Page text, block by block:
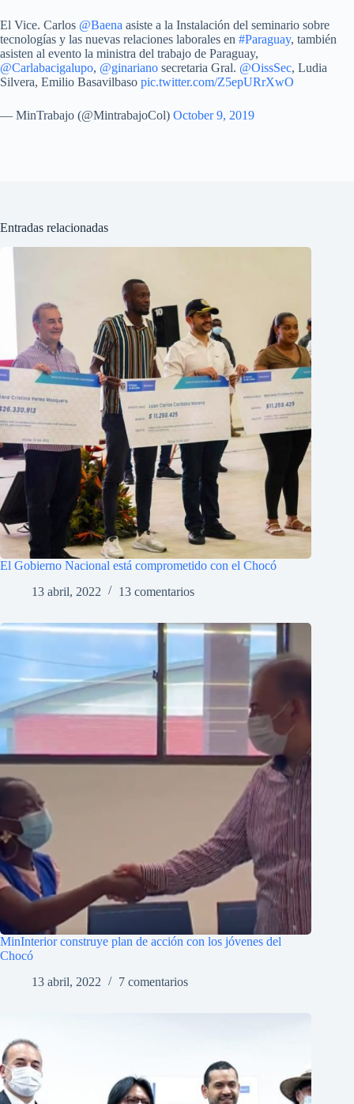
El Vice. Carlos @Baena asiste a la Instalación del seminario sobre
tecnologías y las nuevas relaciones laborales en #Paraguay, también
asisten al evento la ministra del trabajo de Paraguay,
@Carlabacigalupo, @ginariano secretaria Gral. @OissSec, Ludia
Silvera, Emilio Basavilbaso pic.twitter.com/Z5epURrXwO
— MinTrabajo (@MintrabajoCol) October 9, 2019
Entradas relacionadas
El Gobierno Nacional está comprometido con el Chocó
13 abril, 2022
13 comentarios
MinInterior construye plan de acción con los jóvenes del
Chocó
13 abril, 2022
7 comentarios